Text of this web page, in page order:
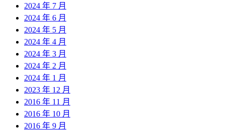
2024 年 7 月
2024 年 6 月
2024 年 5 月
2024 年 4 月
2024 年 3 月
2024 年 2 月
2024 年 1 月
2023 年 12 月
2016 年 11 月
2016 年 10 月
2016 年 9 月